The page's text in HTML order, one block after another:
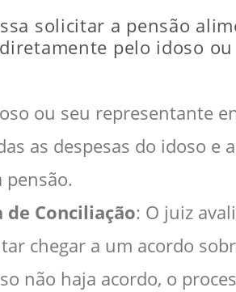
solicitar a pensão
pelo idoso
ou seu representante
as despesas do idoso
pensão.
de Conciliação: O juiz
chegar a um acordo
não haja acordo, o